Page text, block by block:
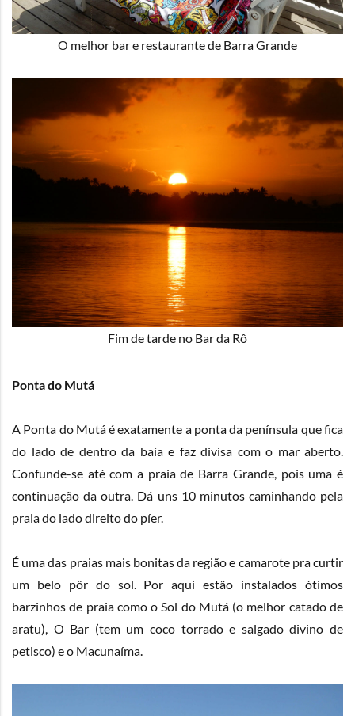
O melhor bar e restaurante de Barra Grande
Fim de tarde no Bar da Rô
Ponta do Mutá
A Ponta do Mutá é exatamente a ponta da península que fica
do lado de dentro da baía e faz divisa com o mar aberto.
Confunde-se até com a praia de Barra Grande, pois uma é
continuação da outra. Dá uns 10 minutos caminhando pela
praia do lado direito do píer.
É uma das praias mais bonitas da região e camarote pra curtir
um belo pôr do sol. Por aqui estão instalados ótimos
barzinhos de praia como o Sol do Mutá (o melhor catado de
aratu), O Bar (tem um coco torrado e salgado divino de
petisco) e o Macunaíma.